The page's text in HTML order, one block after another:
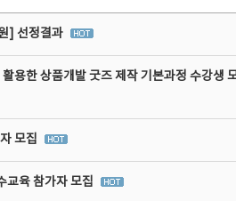
] 선정결과
용한 상품개발 굿즈 제작 기본과정 수강생
모집
교육 참가자 모집